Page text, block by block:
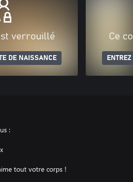
verrouillé
DE NAISSANCE
Ce
:
tout votre corps !